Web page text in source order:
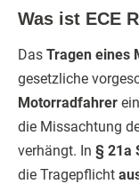
Was ist ECE
Das Tragen eines
gesetzliche
Motorradfahrer
die Missachtung
verhängt. In § 21a
die Tragepflicht